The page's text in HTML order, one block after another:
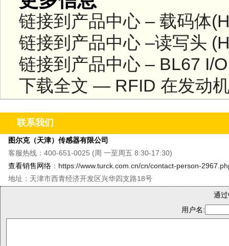
链接到产品中心 – 载码体
链接到产品中心 –读写头
链接到产品中心 – BL67 I/
下载全文 — RFID 在发动
联系我们
图尔克（天津）传感器有限公司
客服热线：400-651-0025 (周 一至周五 8:30-17:30)
查看销售网络 ： https://www.turck.com.cn/cn/contact-person-
地址：天津市西青经济开发区兴华四支路18号
通
用户名: